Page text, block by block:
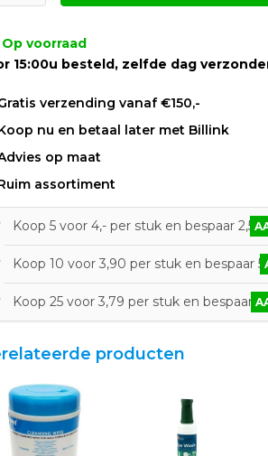
Op voorraad
15:00u besteld, zelfde dag
verzending vanaf €150,-
nu en betaal later met Billink
op maat
assortiment
Koop 5 voor 4,- per stuk en bespaar 2,5%
Koop 10 voor 3,90 per stuk en bespaar
Koop 25 voor 3,79 per stuk en bespaar
producten